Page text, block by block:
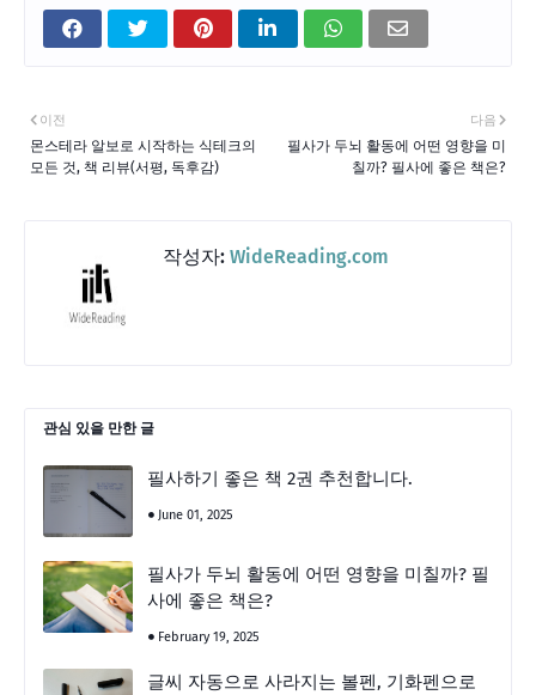
다음
필사가 두뇌 활동에 어떤 영향을 미
칠까? 필사에 좋은 책은?
이전
몬스테라 알보로 시작하는 식테크의
모든 것, 책 리뷰(서평, 독후감)
작성자: WideReading.com
관심 있을 만한 글
필사하기 좋은 책 2권 추천합니다.
June 01, 2025
필사가 두뇌 활동에 어떤 영향을 미칠까? 필
사에 좋은 책은?
February 19, 2025
글씨 자동으로 사라지는 볼펜, 기화펜으로